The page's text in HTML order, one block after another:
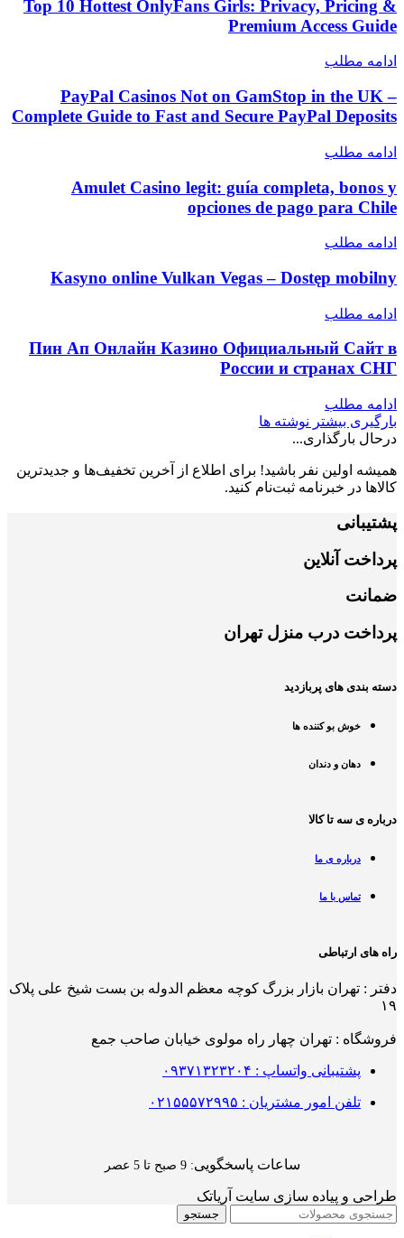
Top 10 Hottest OnlyFans Girls: Privacy, Pricing &
Premium Access Guide
ادامه مطلب
PayPal Casinos Not on GamStop in the UK –
Complete Guide to Fast and Secure PayPal Deposits
ادامه مطلب
Amulet Casino legit: guía completa, bonos y
opciones de pago para Chile
ادامه مطلب
Kasyno online Vulkan Vegas – Dostęp mobilny
ادامه مطلب
Пин Ап Онлайн Казино Официальный Сайт в
России и странах СНГ
ادامه مطلب
بارگیری بیشتر نوشته ها
درحال بارگذاری...
همیشه اولین نفر باشید! برای اطلاع از آخرین تخفیف‌ها و جدیدترین
کالاها در خبرنامه ثبت‌نام کنید.
پشتیبانی
پرداخت آنلاین
ضمانت
پرداخت درب منزل تهران
دسته بندی های پربازدید
خوش بو کننده ها
دهان و دندان
درباره ی سه تا کالا
درباره ی ما
تماس با ما
راه های ارتباطی
دفتر : تهران بازار بزرگ کوچه معظم الدوله بن بست شیخ علی پلاک
۱۹
فروشگاه : تهران چهار راه مولوی خیابان صاحب جمع
پشتیبانی واتساپ : ۰۹۳۷۱۳۲۳۲۰۴
تلفن امور مشتریان : ۰۲۱۵۵۵۷۲۹۹۵
ساعات پاسخگویی: 9 صبح تا 5 عصر
طراحی و پیاده سازی سایت آریاتک
جستجو